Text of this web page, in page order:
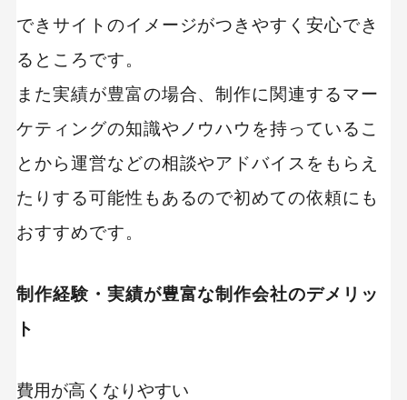
できサイトのイメージがつきやすく安心でき
るところです。
また実績が豊富の場合、制作に関連するマー
ケティングの知識やノウハウを持っているこ
とから運営などの相談やアドバイスをもらえ
たりする可能性もあるので初めての依頼にも
おすすめです。
制作経験・実績が豊富な制作会社のデメリッ
ト
費用が高くなりやすい